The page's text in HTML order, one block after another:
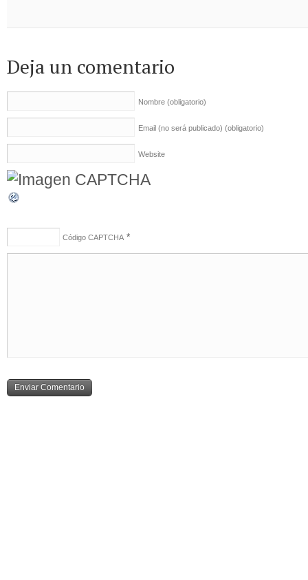
Deja un comentario
Nombre (obligatorio)
Email (no será publicado) (obligatorio)
Website
Código CAPTCHA *